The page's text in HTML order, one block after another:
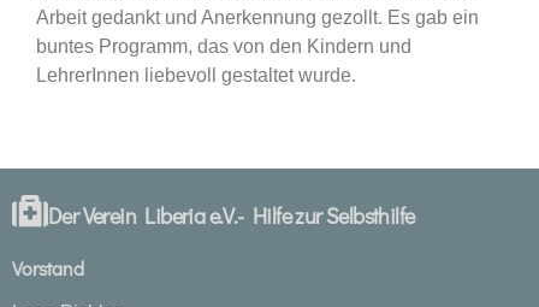
Arbeit gedankt und Anerkennung gezollt. Es gab ein
buntes Programm, das von den Kindern und
LehrerInnen liebevoll gestaltet wurde.
Der Verein Liberia e.V.- Hilfe zur Selbsthilfe
Vorstand